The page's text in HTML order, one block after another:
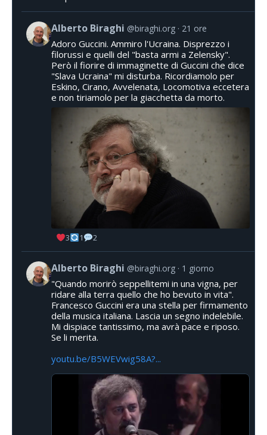
Alberto Biraghi @biraghi.org 21 ore
Adoro Guccini. Ammiro l'Ucraina. Disprezzo i
filorussi e quelli del "basta armi a Zelensky".
Però il fiorire di immaginette di Guccini che dice
"Slava Ucraina" mi disturba. Ricordiamolo per
Eskino, Cirano, Avvelenata, Locomotiva eccetera
e non tiriamolo per la giacchetta da morto.
3 1 2
Alberto Biraghi @biraghi.org 1 giorno
"Quando morirò seppellitemi in una vigna, per
ridare alla terra quello che ho bevuto in vita".
Francesco Guccini era una stella per firmamento
della musica italiana. Lascia un segno indelebile.
Mi dispiace tantissimo, ma avrà pace e riposo.
Se li merita.
youtu.be/B5WEVwig58A?...